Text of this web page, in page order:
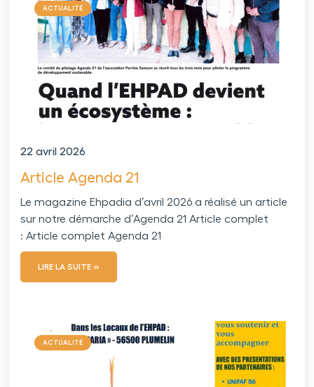
ACTUALITÉ
Article Agenda 21
Le magazine Ehpadia d’avril 2026 a réalisé un article
sur notre démarche d’Agenda 21 Article complet
: Article complet Agenda 21
LIRE LA SUITE »
22 avril 2026
ACTUALITÉ